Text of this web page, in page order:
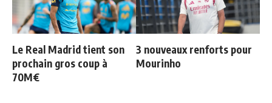
Le Real Madrid tient son
prochain gros coup à
70M€
3 nouveaux renforts pour
Mourinho